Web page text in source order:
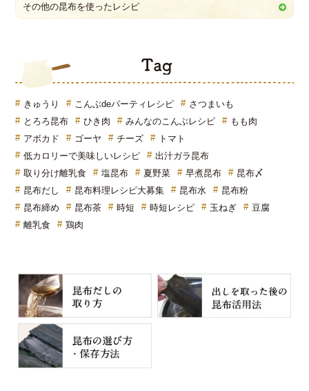
その他の昆布を使ったレシピ
きゅうり こんぶdeパーティレシピ
さつまいも
とろろ昆布
ひき肉 みんなのこんぶレシピ
もも肉
アボカド
ゴーヤ チーズ
トマト
低カロリーで美味しいレシピ
出汁ガラ昆布
取り分け離乳食
塩昆布 夏野菜 早煮昆布
昆布〆
昆布だし
昆布料理レシピ大募集 昆布水
昆布粉
昆布締め
昆布茶 時短 時短レシピ 玉ねぎ
豆腐
離乳食
鶏肉